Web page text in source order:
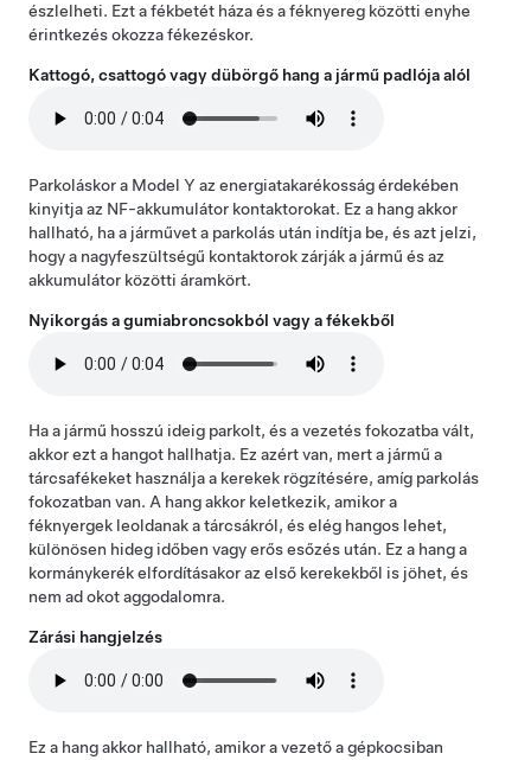
észlelheti. Ezt a fékbetét háza és a féknyereg közötti enyhe
érintkezés okozza fékezéskor.
Kattogó, csattogó vagy dübörgő hang a jármű padlója alól
Parkoláskor a Model Y az energiatakarékosság érdekében
kinyitja az NF-akkumulátor kontaktorokat. Ez a hang akkor
hallható, ha a járművet a parkolás után indítja be, és azt jelzi,
hogy a nagyfeszültségű kontaktorok zárják a jármű és az
akkumulátor közötti áramkört.
Nyikorgás a gumiabroncsokból vagy a fékekből
Ha a jármű hosszú ideig parkolt, és a vezetés fokozatba vált,
akkor ezt a hangot hallhatja. Ez azért van, mert a jármű a
tárcsafékeket használja a kerekek rögzítésére, amíg parkolás
fokozatban van. A hang akkor keletkezik, amikor a
féknyergek leoldanak a tárcsákról, és elég hangos lehet,
különösen hideg időben vagy erős esőzés után. Ez a hang a
kormánykerék elfordításakor az első kerekekből is jöhet, és
nem ad okot aggodalomra.
Zárási hangjelzés
Ez a hang akkor hallható, amikor a vezető a gépkocsiban